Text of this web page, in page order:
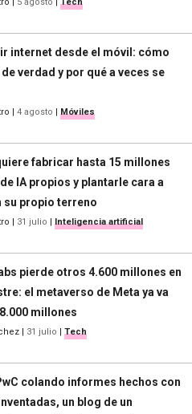
internet desde el móvil: cómo
verdad y por qué a veces se
| 4 agosto | Móviles
fabricar hasta 15 millones
IA propios y plantarle cara a
su propio terreno
| 31 julio | Inteligencia artificial
pierde otros 4.600 millones en
el metaverso de Meta ya va
millones
| 31 julio | Tech
colando informes hechos con
un blog de un